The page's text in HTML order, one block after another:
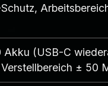
Akku (USB-C
± 50